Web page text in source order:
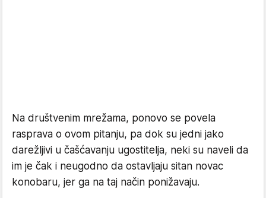
Na društvenim mrežama, ponovo se povela
rasprava o ovom pitanju, pa dok su jedni jako
darežljivi u čašćavanju ugostitelja, neki su naveli da
im je čak i neugodno da ostavljaju sitan novac
konobaru, jer ga na taj način ponižavaju.